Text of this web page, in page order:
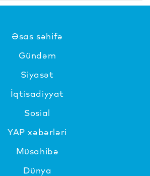
Əsas səhifə
Gündəm
Siyasət
İqtisadiyyat
Sosial
YAP xəbərləri
Müsahibə
Dünya